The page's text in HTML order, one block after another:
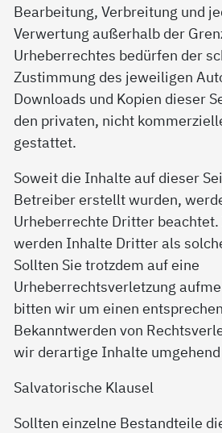
Bearbeitung, Verbreitung und
Verwertung außerhalb der
Urheberrechtes bedürfen der
Zustimmung des jeweiligen
Downloads und Kopien dieser
den privaten, nicht
gestattet.
Soweit die Inhalte auf dieser
Betreiber erstellt wurden,
Urheberrechte Dritter
werden Inhalte Dritter als
Sollten Sie trotzdem auf eine
Urheberrechtsverletzung
bitten wir um einen
Bekanntwerden von
wir derartige Inhalte
Salvatorische Klausel
Sollten einzelne Bestandteile